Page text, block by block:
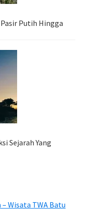
Putih Hingga
Sejarah Yang
Wisata TWA Batu